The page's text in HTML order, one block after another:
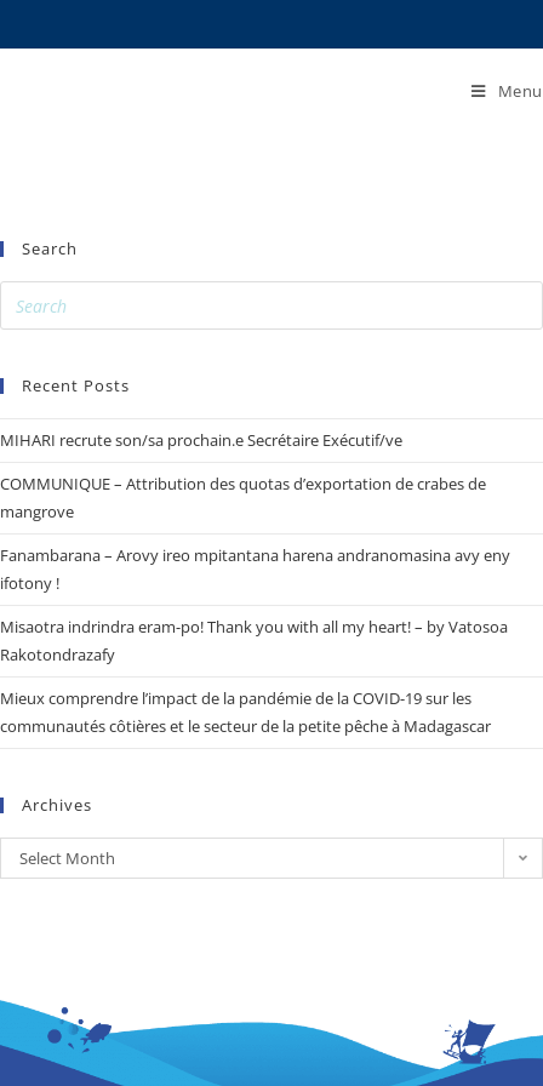
Menu
Search
Recent Posts
MIHARI recrute son/sa prochain.e Secrétaire Exécutif/ve
COMMUNIQUE – Attribution des quotas d’exportation de crabes de
mangrove
Fanambarana – Arovy ireo mpitantana harena andranomasina avy eny
ifotony !
Misaotra indrindra eram-po! Thank you with all my heart! – by Vatosoa
Rakotondrazafy
Mieux comprendre l’impact de la pandémie de la COVID-19 sur les
communautés côtières et le secteur de la petite pêche à Madagascar
Archives
Select Month